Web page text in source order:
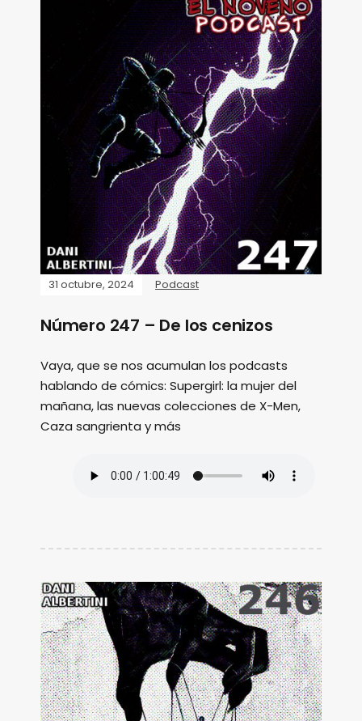
31 octubre, 2024 Podcast
Número 247 – De los cenizos
Vaya, que se nos acumulan los podcasts
hablando de cómics: Supergirl: la mujer del
mañana, las nuevas colecciones de X-Men,
Caza sangrienta y más